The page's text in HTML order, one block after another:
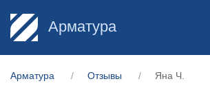
Арматура
Арматура Отзывы Яна Ч.